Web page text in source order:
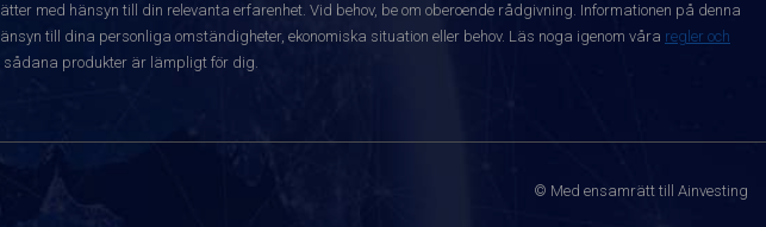
med hänsyn till din relevanta erfarenhet. Vid behov, be om oberoende rådgivning. Informationen på denna
till dina personliga omständigheter, ekonomiska situation eller behov. Läs noga igenom våra regler och
sådana produkter är lämpligt för dig.
© Med ensamrätt till Ainvesting